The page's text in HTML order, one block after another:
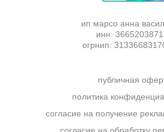
политика
публичная
согласие на получение
ип марсо анна
инн:
огрнип: